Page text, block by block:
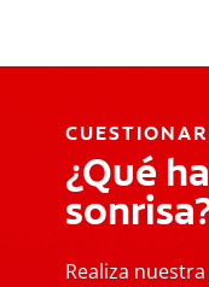
¿Qué
Realiza